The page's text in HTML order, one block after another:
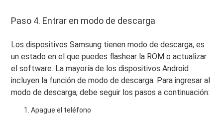
Paso 4. Entrar en modo de descarga
Los dispositivos Samsung tienen modo de descarga, es
un estado en el que puedes flashear la ROM o actualizar
el software. La mayoría de los dispositivos Android
incluyen la función de modo de descarga. Para ingresar al
modo de descarga, debe seguir los pasos a continuación:
Apague el teléfono